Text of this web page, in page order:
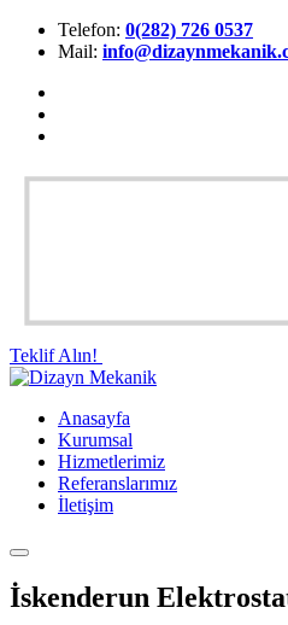
Telefon: 0(282) 726 0537
Mail:
Teklif Alın!
Anasayfa
Kurumsal
Hizmetlerimiz
Referanslarımız
İletişim
İskenderun